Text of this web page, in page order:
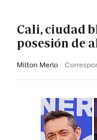
Cali, ciudad
posesión de
Milton Merlo